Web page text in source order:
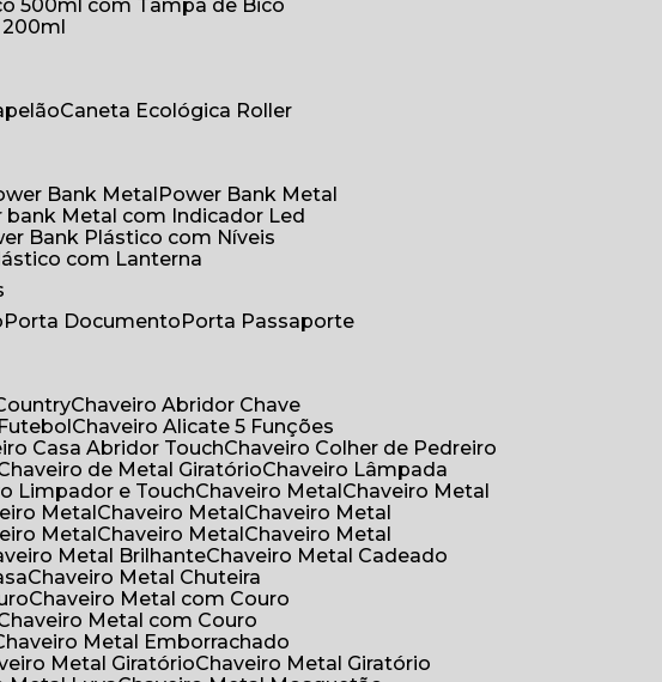
500ml com Tampa de Bico
200ml
Caneta Ecológica Roller
Bank Metal
Power Bank Metal
bank Metal com Indicador Led
Bank Plástico com Níveis
com Lanterna
Porta Documento
Porta Passaporte
Chaveiro Abridor Chave
Chaveiro Alicate 5 Funções
Casa Abridor Touch
Chaveiro Colher de Pedreiro
Chaveiro de Metal Giratório
Chaveiro Lâmpada
Limpador e Touch Chaveiro Metal
Chaveiro Metal
Metal Chaveiro Metal
Chaveiro Metal
Metal Chaveiro Metal
Chaveiro Metal
Metal Brilhante
Chaveiro Metal Cadeado
Chaveiro Metal Chuteira
Chaveiro Metal com Couro
Chaveiro Metal com Couro
Chaveiro Metal Emborrachado
Metal Giratório
Chaveiro Metal Giratório